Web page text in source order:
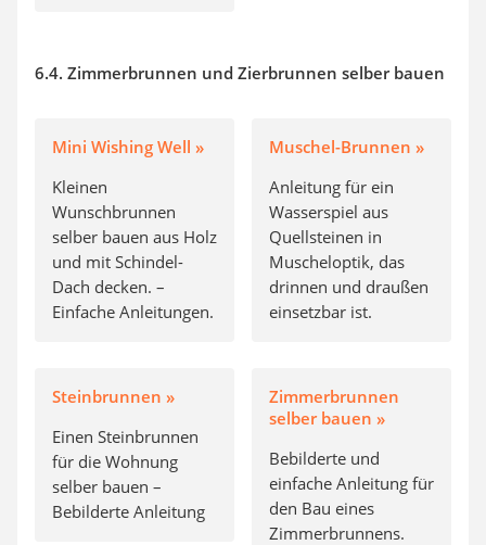
6.4. Zimmerbrunnen und Zierbrunnen selber bauen
Mini Wishing Well »
Kleinen
Wunschbrunnen
selber bauen aus Holz
und mit Schindel-
Dach decken. –
Einfache Anleitungen.
Muschel-Brunnen »
Anleitung für ein
Wasserspiel aus
Quellsteinen in
Muscheloptik, das
drinnen und draußen
einsetzbar ist.
Steinbrunnen »
Einen Steinbrunnen
für die Wohnung
selber bauen –
Bebilderte Anleitung
Zimmerbrunnen
selber bauen »
Bebilderte und
einfache Anleitung für
den Bau eines
Zimmerbrunnens.